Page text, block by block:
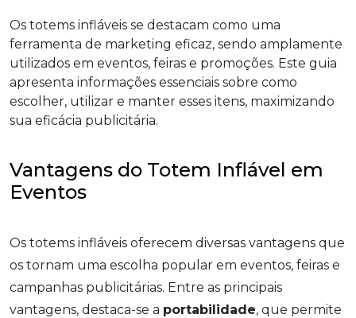
Os totems infláveis se destacam como uma
ferramenta de marketing eficaz, sendo amplamente
utilizados em eventos, feiras e promoções. Este guia
apresenta informações essenciais sobre como
escolher, utilizar e manter esses itens, maximizando
sua eficácia publicitária.
Vantagens do Totem Inflável em
Eventos
Os totems infláveis oferecem diversas vantagens que
os tornam uma escolha popular em eventos, feiras e
campanhas publicitárias. Entre as principais
vantagens, destaca-se a portabilidade, que permite